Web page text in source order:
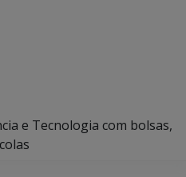
e Tecnologia com bolsas,